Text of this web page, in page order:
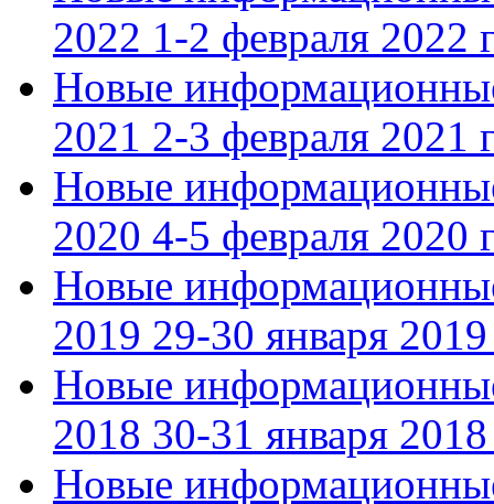
2022 1-2 февраля 2022
Новые
2021 2-3 февраля 2021
Новые
2020 4-5 февраля 2020
Новые
2019 29-30 января 2019
Новые
2018 30-31 января 2018
Новые